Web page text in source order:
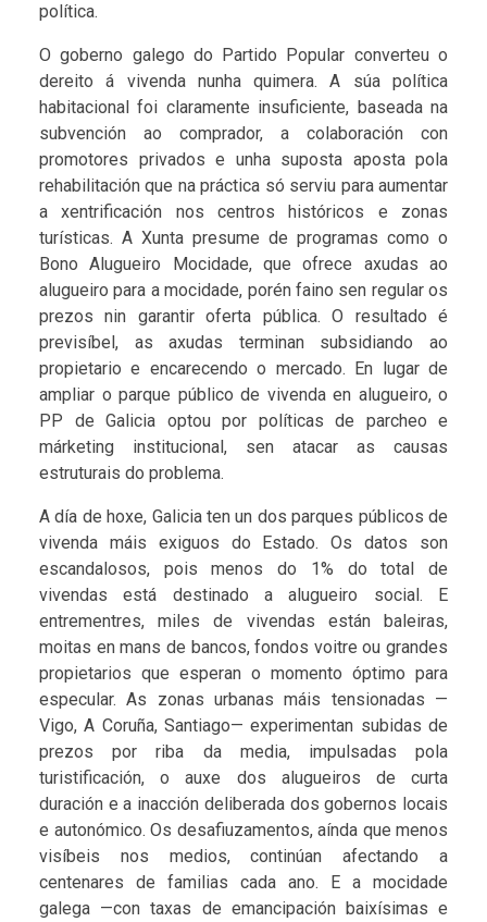
política.
O goberno galego do Partido Popular converteu o
dereito á vivenda nunha quimera. A súa política
habitacional foi claramente insuficiente, baseada na
subvención ao comprador, a colaboración con
promotores privados e unha suposta aposta pola
rehabilitación que na práctica só serviu para aumentar
a xentrificación nos centros históricos e zonas
turísticas. A Xunta presume de programas como o
Bono Alugueiro Mocidade, que ofrece axudas ao
alugueiro para a mocidade, porén faino sen regular os
prezos nin garantir oferta pública. O resultado é
previsíbel, as axudas terminan subsidiando ao
propietario e encarecendo o mercado. En lugar de
ampliar o parque público de vivenda en alugueiro, o
PP de Galicia optou por políticas de parcheo e
márketing institucional, sen atacar as causas
estruturais do problema.
A día de hoxe, Galicia ten un dos parques públicos de
vivenda máis exiguos do Estado. Os datos son
escandalosos, pois menos do 1% do total de
vivendas está destinado a alugueiro social. E
entrementres, miles de vivendas están baleiras,
moitas en mans de bancos, fondos voitre ou grandes
propietarios que esperan o momento óptimo para
especular. As zonas urbanas máis tensionadas —
Vigo, A Coruña, Santiago— experimentan subidas de
prezos por riba da media, impulsadas pola
turistificación, o auxe dos alugueiros de curta
duración e a inacción deliberada dos gobernos locais
e autonómico. Os desafiuzamentos, aínda que menos
visíbeis nos medios, continúan afectando a
centenares de familias cada ano. E a mocidade
galega —con taxas de emancipación baixísimas e